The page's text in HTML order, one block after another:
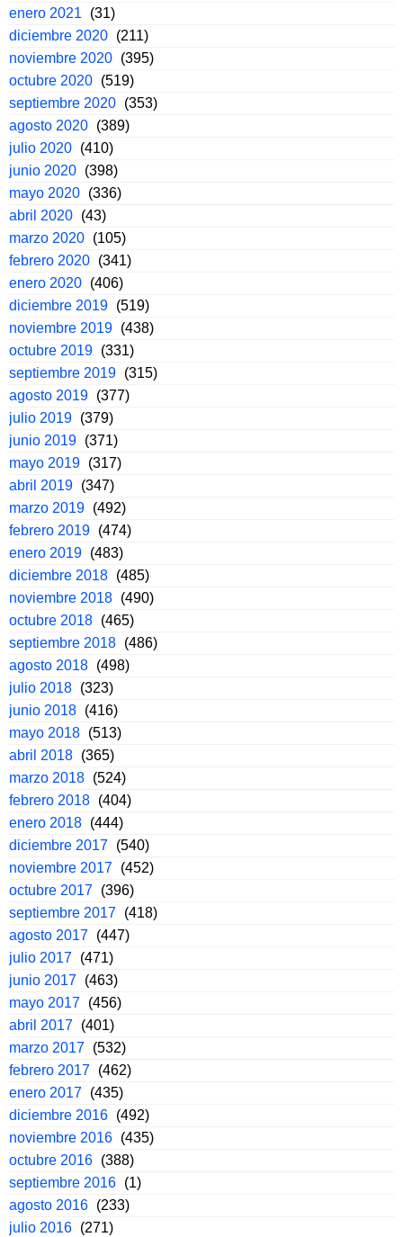
enero 2021
(31)
diciembre 2020 (211)
noviembre 2020 (395)
octubre 2020 (519)
septiembre 2020 (353)
agosto 2020 (389)
julio 2020 (410)
junio 2020 (398)
mayo 2020 (336)
abril 2020 (43)
marzo 2020 (105)
febrero 2020 (341)
enero 2020 (406)
diciembre 2019 (519)
noviembre 2019 (438)
octubre 2019 (331)
septiembre 2019 (315)
agosto 2019 (377)
julio 2019 (379)
junio 2019 (371)
mayo 2019 (317)
abril 2019 (347)
marzo 2019 (492)
febrero 2019 (474)
enero 2019 (483)
diciembre 2018 (485)
noviembre 2018 (490)
octubre 2018 (465)
septiembre 2018 (486)
agosto 2018 (498)
julio 2018 (323)
junio 2018 (416)
mayo 2018 (513)
abril 2018 (365)
marzo 2018 (524)
febrero 2018 (404)
enero 2018 (444)
diciembre 2017 (540)
noviembre 2017 (452)
octubre 2017 (396)
septiembre 2017 (418)
agosto 2017 (447)
julio 2017 (471)
junio 2017 (463)
mayo 2017 (456)
abril 2017 (401)
marzo 2017 (532)
febrero 2017 (462)
enero 2017 (435)
diciembre 2016 (492)
noviembre 2016 (435)
octubre 2016 (388)
septiembre 2016 (1)
agosto 2016 (233)
julio 2016 (271)